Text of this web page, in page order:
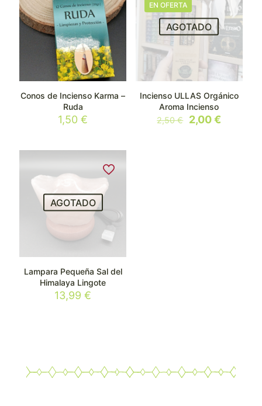
Conos de Incienso Karma –
Ruda
1,50€
EN OFERTA
AGOTADO
Incienso ULLAS Orgánico
Aroma Incienso
2,50€
El
precio
2,00€
AGOTADO
Lampara Pequeña Sal del
Himalaya Lingote
13,99€